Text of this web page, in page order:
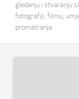
gledanju i stvaranju
fotografiji, filmu,
promatranja.